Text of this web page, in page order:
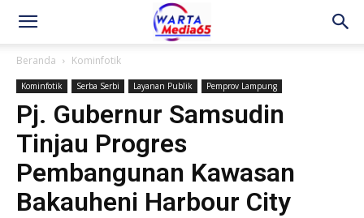
Beranda Kominfotik
Kominfotik Serba Serbi Layanan Publik Pemprov Lampung
Pj. Gubernur Samsudin
Tinjau Progres
Pembangunan Kawasan
Bakauheni Harbour City